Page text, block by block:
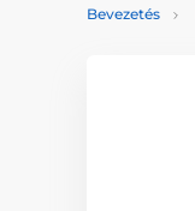
Bevezetés